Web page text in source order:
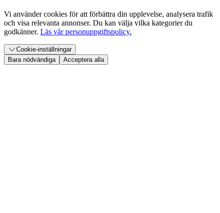
Vi använder cookies för att förbättra din upplevelse, analysera trafik
och visa relevanta annonser. Du kan välja vilka kategorier du
godkänner. Läs vår personuppgiftspolicy.
Cookie-inställningar
Bara nödvändiga
Acceptera alla